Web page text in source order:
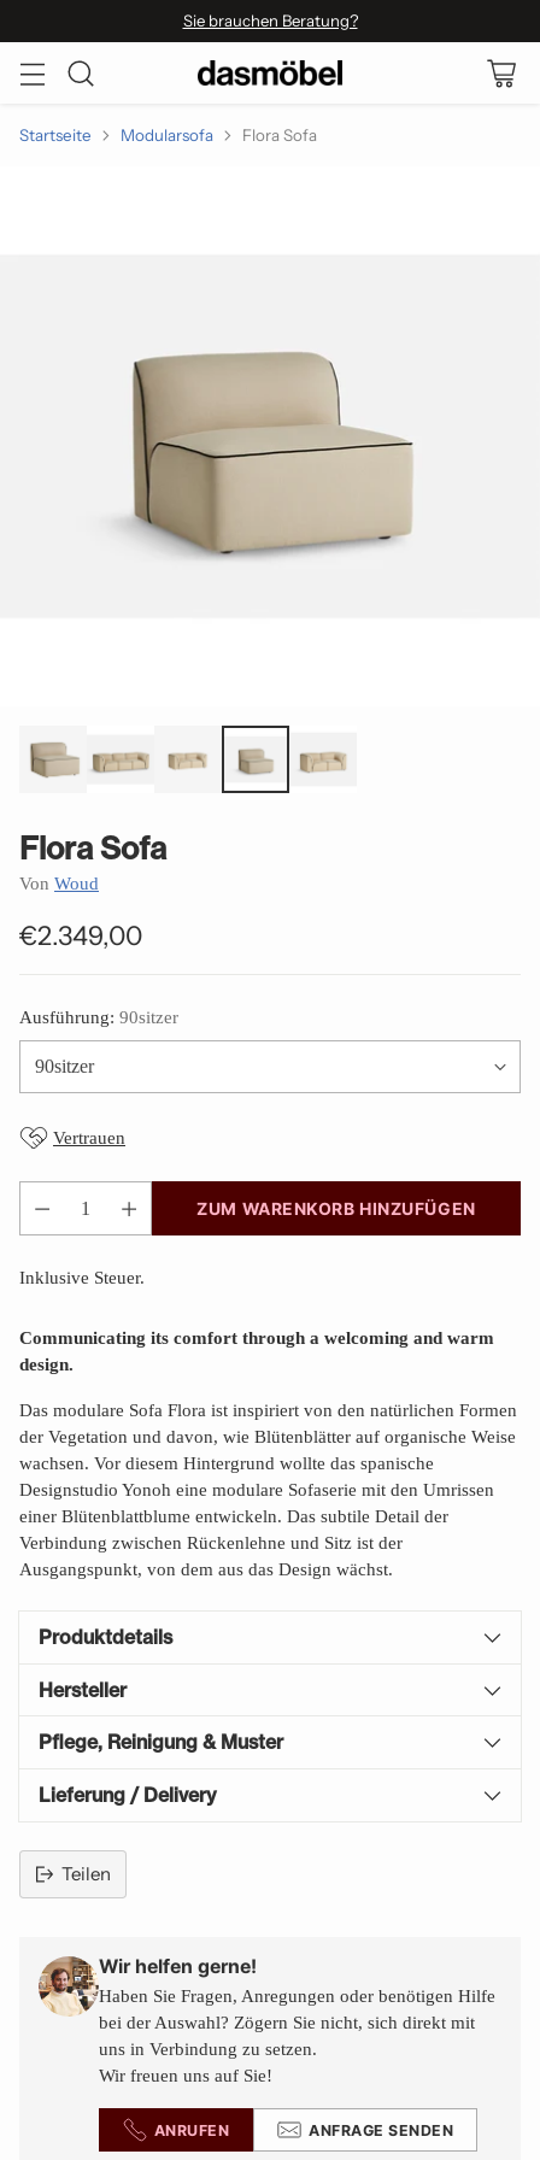
Sie brauchen Beratung?
Startseite Modularsofa Flora Sofa
Flora Sofa
Von Woud
Normaler
€2.349,00
Ausführung: 90sitzer
Vertrauen
Anzahl
ZUM WARENKORB HINZUFÜGEN
Inklusive Steuer.
Communicating its comfort through a welcoming and warm
design.
Das modulare Sofa Flora ist inspiriert von den natürlichen Formen
der Vegetation und davon, wie Blütenblätter auf organische Weise
wachsen. Vor diesem Hintergrund wollte das spanische
Designstudio Yonoh eine modulare Sofaserie mit den Umrissen
einer Blütenblattblume entwickeln. Das subtile Detail der
Verbindung zwischen Rückenlehne und Sitz ist der
Ausgangspunkt, von dem aus das Design wächst.
Produktdetails
Hersteller
Pflege, Reinigung & Muster
Lieferung / Delivery
Teilen
den
Warenkorb
legen
Wir helfen gerne!
Haben Sie Fragen, Anregungen oder benötigen Hilfe
bei der Auswahl? Zögern Sie nicht, sich direkt mit
uns in Verbindung zu setzen.
Wir freuen uns auf Sie!
ANRUFEN ANFRAGE SENDEN